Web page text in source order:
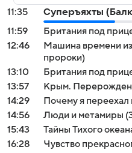
11:35
Суперъяхты
11:59
Британия под
12:46
Машина времени
пророки)
13:10
Британия под
13:57
Крым.
14:29
Почему я
14:56
Люди и метамиры
15:43
Тайны Тихого
16:28
Чувство